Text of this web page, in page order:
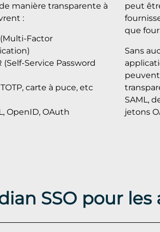
manière transparente à
:
(Multi-Factor
(Self-Service Password
TOTP, carte à puce, etc
OpenID, OAuth
peut
que
Sans
SAML,
jetons
SSO pour